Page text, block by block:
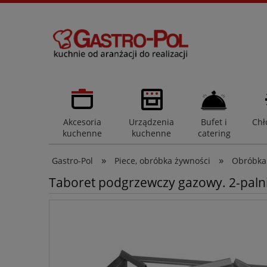
Akcesoria
kuchenne
Urządzenia
kuchenne
Bufet i
catering
Gastro-Pol » Piece, obróbka żywności »
Taboret podgrzewczy gazowy. 2-